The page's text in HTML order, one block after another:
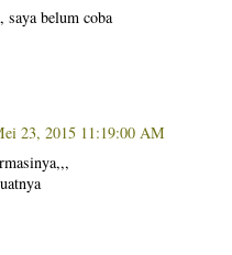
saya belum coba
23, 2015 11:19:00 AM